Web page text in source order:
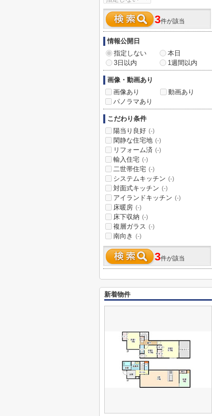
3件が該当
情報公開日
指定しない
本日
3日以内
1週間以内
画像・動画あり
画像あり
動画あり
パノラマあり
こだわり条件
陽当り良好 (-)
閑静な住宅地 (-)
リフォーム済 (-)
輸入住宅 (-)
二世帯住宅 (-)
システムキッチン (-)
対面式キッチン (-)
アイランドキッチン (-)
床暖房 (-)
床下収納 (-)
複層ガラス (-)
南向き (-)
3件が該当
新着物件